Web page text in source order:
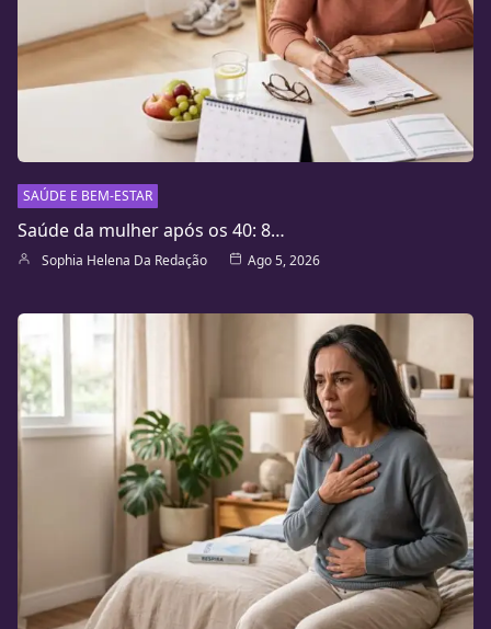
SAÚDE E BEM-ESTAR
Saúde da mulher após os 40: 8…
Sophia Helena Da Redação Ago 5, 2026